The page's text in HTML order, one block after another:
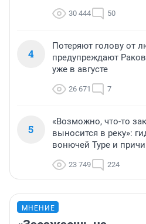
30 444 50
4
Потеряют голову от
предупреждают
уже в августе
26 671 7
5
«Возможно, что-то
выносится в реку»:
вонючей Туре и
23 749 224
МНЕНИЕ